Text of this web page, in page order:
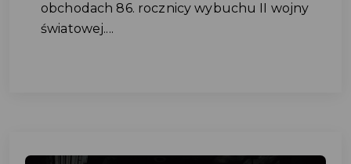
obchodach 86. rocznicy wybuchu II wojny
światowej....